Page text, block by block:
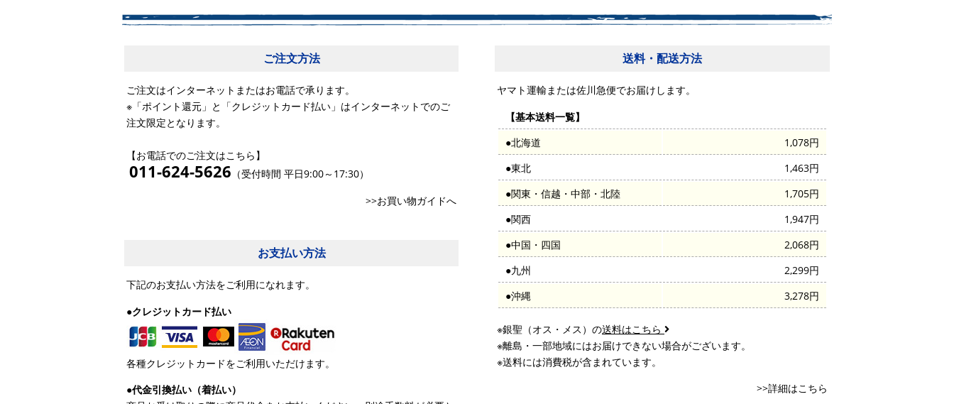
ご注文方法
ご注文はインターネットまたはお電話で承ります。
※「ポイント還元」と「クレジットカード払い」はインターネットでのご
注文限定となります。
【お電話でのご注文はこちら】
011-624-5626 （受付時間 平日9:00～17:30）
>>お買い物ガイドへ
お支払い方法
下記のお支払い方法をご利用になれます。
●クレジットカード払い
各種クレジットカードをご利用いただけます。
●代金引換払い（着払い）
送料・配送方法
ヤマト運輸または佐川急便でお届けします。
【基本送料一覧】
●北海道
1,078円
●東北
1,463円
●関東・信越・中部・北陸
1,705円
●関西
1,947円
●中国・四国
2,068円
●九州
2,299円
●沖縄
3,278円
※銀聖（オス・メス）の送料はこちら
※離島・一部地域にはお届けできない場合がございます。
※送料には消費税が含まれています。
>>詳細はこちら